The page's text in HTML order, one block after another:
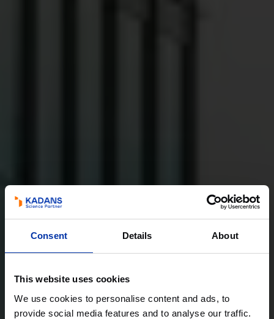
Consent Details About
This website uses cookies
We use cookies to personalise content and ads, to
provide social media features and to analyse our traffic.